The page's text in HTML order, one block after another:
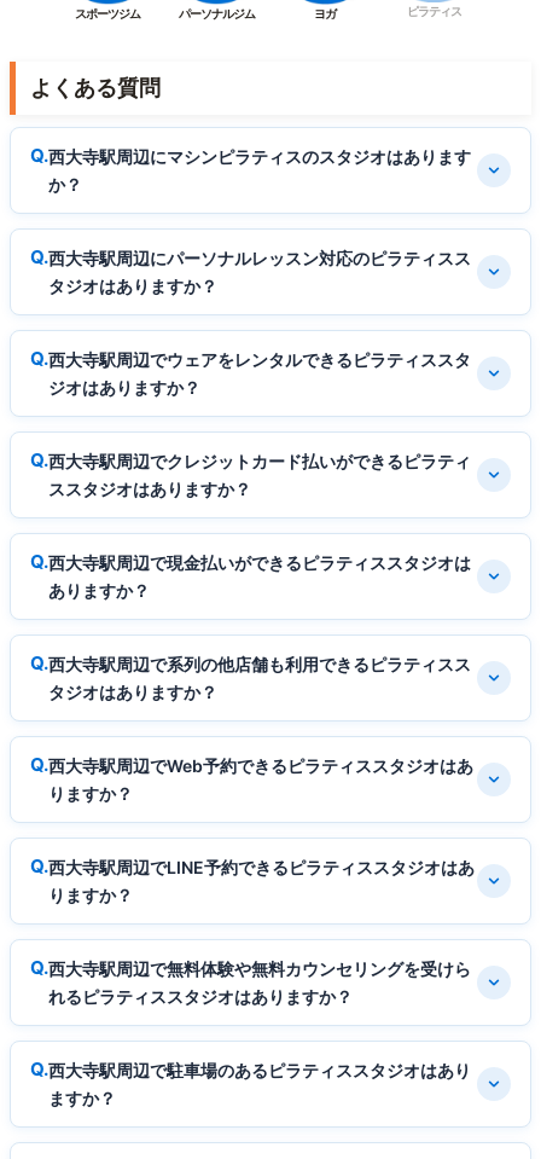
スポーツジム パーソナルジム ヨガ ピラティス
よくある質問
西大寺駅周辺にマシンピラティスのスタジオはあります
か？
西大寺駅周辺にパーソナルレッスン対応のピラティスス
タジオはありますか？
西大寺駅周辺でウェアをレンタルできるピラティススタ
ジオはありますか？
西大寺駅周辺でクレジットカード払いができるピラティ
ススタジオはありますか？
西大寺駅周辺で現金払いができるピラティススタジオは
ありますか？
西大寺駅周辺で系列の他店舗も利用できるピラティスス
タジオはありますか？
西大寺駅周辺でWeb予約できるピラティススタジオはあ
りますか？
西大寺駅周辺でLINE予約できるピラティススタジオはあ
りますか？
西大寺駅周辺で無料体験や無料カウンセリングを受けら
れるピラティススタジオはありますか？
西大寺駅周辺で駐車場のあるピラティススタジオはあり
ますか？